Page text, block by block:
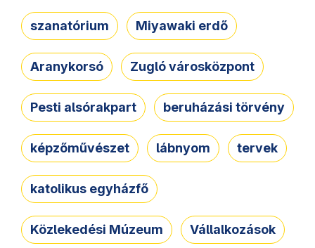
szanatórium Miyawaki erdő
Aranykorsó Zugló városközpont
Pesti alsórakpart beruházási törvény
képzőművészet lábnyom tervek
katolikus egyházfő
Közlekedési Múzeum Vállalkozások